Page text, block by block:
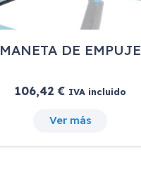
MANETA DE EMPUJE
106,42€ IVA incluido
Ver más